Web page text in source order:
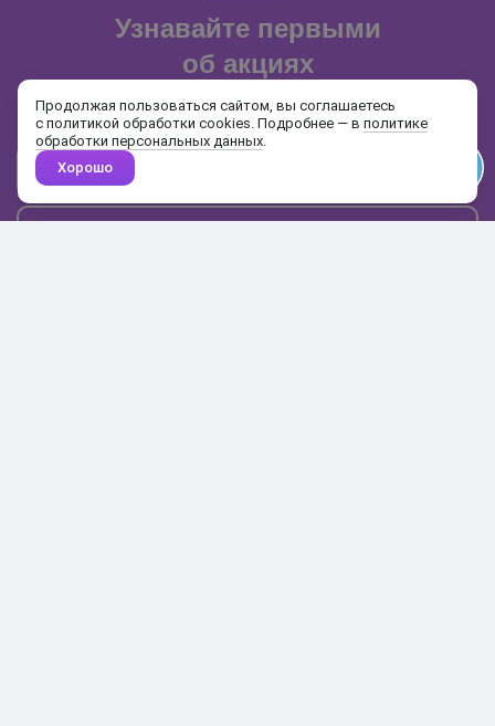
Узнавайте первыми
об акциях
и распродажах
Почта
Продолжая пользоваться сайтом, вы соглашаетесь
с политикой обработки cookies. Подробнее — в политике
обработки персональных данных.
Хорошо